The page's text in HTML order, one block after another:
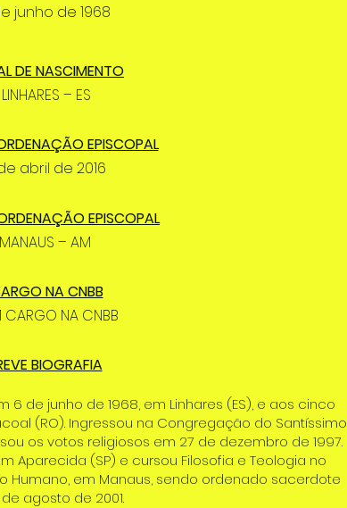
junho de 1968
DE NASCIMENTO
LINHARES – ES
EPISCOPAL
abril de 2016
EPISCOPAL
MANAUS – AM
NA CNBB
CARGO NA CNBB
BIOGRAFIA
6 de junho de 1968, em Linhares (ES), e aos cinco
(RO). Ingressou na Congregação do Santíssimo
os votos religiosos em 27 de dezembro de 1997.
Aparecida (SP) e cursou Filosofia e Teologia no
Humano, em Manaus, sendo ordenado sacerdote
de agosto de 2001.